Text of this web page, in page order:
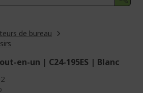
de bureau
en-un | C24-195ES | Blanc